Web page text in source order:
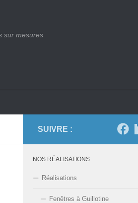
sur mesures
SUIVRE :
NOS RÉALISATIONS
Réalisations
Fenêtres à Guillotine